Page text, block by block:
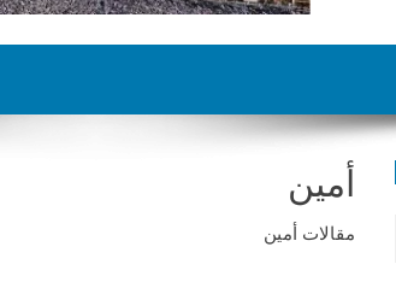
أمين
مقالات أمين